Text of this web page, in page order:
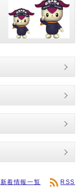
新着情報一覧 RSS